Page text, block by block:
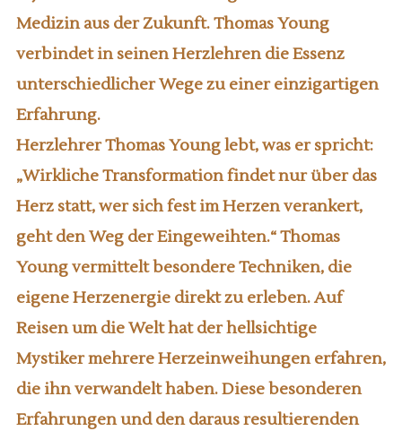
Medizin aus der Zukunft. Thomas Young
verbindet in seinen Herzlehren die Essenz
unterschiedlicher Wege zu einer einzigartigen
Erfahrung.
Herzlehrer Thomas Young lebt, was er spricht:
„Wirkliche Transformation findet nur über das
Herz statt, wer sich fest im Herzen verankert,
geht den Weg der Eingeweihten.“ Thomas
Young vermittelt besondere Techniken, die
eigene Herzenergie direkt zu erleben. Auf
Reisen um die Welt hat der hellsichtige
Mystiker mehrere Herzeinweihungen erfahren,
die ihn verwandelt haben. Diese besonderen
Erfahrungen und den daraus resultierenden